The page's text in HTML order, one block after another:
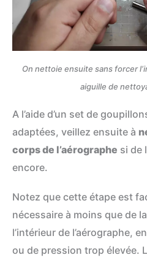
On nettoie ensuite sans forcer
aiguille de
A l’aide d’un set de
adaptées, veillez ensuite à
corps de l’aérographe si de
encore.
Notez que cette étape est
nécessaire à moins que de
l’intérieur de l’aérographe,
ou de pression trop élevée.